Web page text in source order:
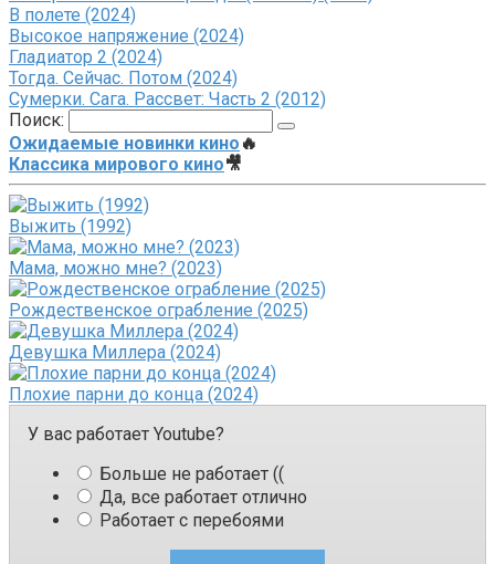
В полете (2024)
Высокое напряжение (2024)
Гладиатор 2 (2024)
Тогда. Сейчас. Потом (2024)
Сумерки. Сага. Рассвет: Часть 2 (2012)
Поиск:
Ожидаемые новинки кино 🔥
Классика мирового кино🎥
Выжить (1992)
Мама, можно мне? (2023)
Рождественское ограбление (2025)
Девушка Миллера (2024)
Плохие парни до конца (2024)
У вас работает Youtube?
Больше не работает ((
Да, все работает отлично
Работает с перебоями